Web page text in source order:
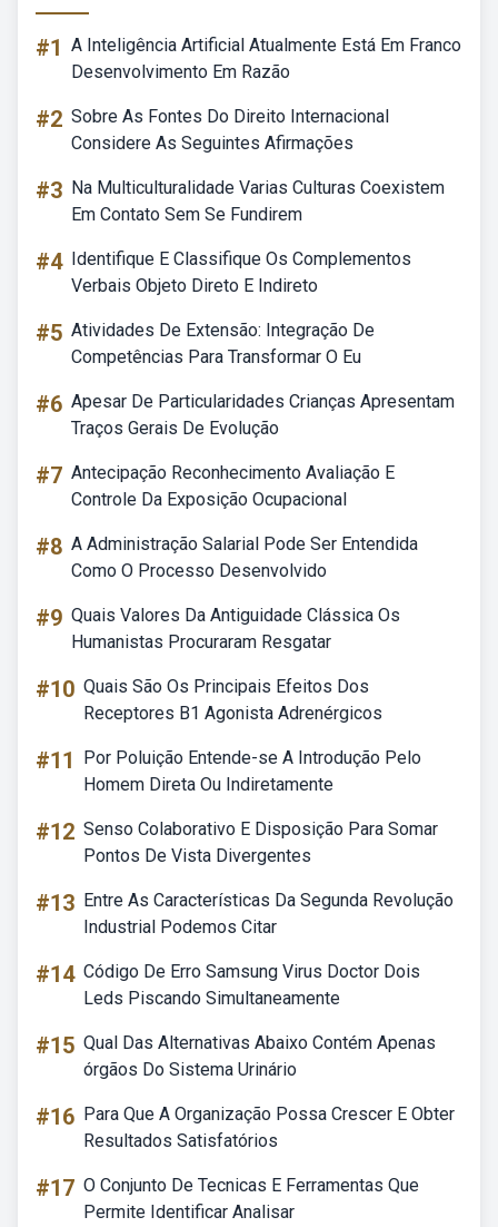
#1 A Inteligência Artificial Atualmente Está Em Franco
Desenvolvimento Em Razão
#2 Sobre As Fontes Do Direito Internacional
Considere As Seguintes Afirmações
#3 Na Multiculturalidade Varias Culturas Coexistem
Em Contato Sem Se Fundirem
#4 Identifique E Classifique Os Complementos
Verbais Objeto Direto E Indireto
#5 Atividades De Extensão: Integração De
Competências Para Transformar O Eu
#6 Apesar De Particularidades Crianças Apresentam
Traços Gerais De Evolução
#7 Antecipação Reconhecimento Avaliação E
Controle Da Exposição Ocupacional
#8 A Administração Salarial Pode Ser Entendida
Como O Processo Desenvolvido
#9 Quais Valores Da Antiguidade Clássica Os
Humanistas Procuraram Resgatar
#10 Quais São Os Principais Efeitos Dos
Receptores B1 Agonista Adrenérgicos
#11
Por Poluição Entende-se A Introdução Pelo
Homem Direta Ou Indiretamente
#12 Senso Colaborativo E Disposição Para Somar
Pontos De Vista Divergentes
#13 Entre As Características Da Segunda Revolução
Industrial Podemos Citar
#14 Código De Erro Samsung Virus Doctor Dois
Leds Piscando Simultaneamente
#15 Qual Das Alternativas Abaixo Contém Apenas
órgãos Do Sistema Urinário
#16 Para Que A Organização Possa Crescer E Obter
Resultados Satisfatórios
#17 O Conjunto De Tecnicas E Ferramentas Que
Permite Identificar Analisar